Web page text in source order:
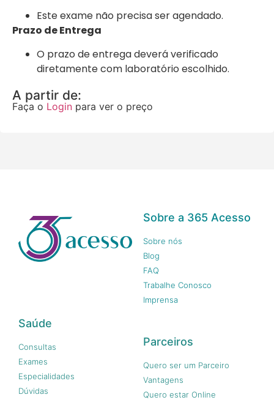
Este exame não precisa ser agendado.
Prazo de Entrega
O prazo de entrega deverá verificado
diretamente com laboratório escolhido.
A partir de:
Faça o Login para ver o preço
Sobre a 365 Acesso
Sobre nós
Blog
FAQ
Trabalhe Conosco
Imprensa
Saúde
Consultas
Exames
Especialidades
Dúvidas
Parceiros
Quero ser um Parceiro
Vantagens
Quero estar Online